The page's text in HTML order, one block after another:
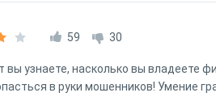
59 30
вы узнаете, насколько вы владеете
в руки мошенников! Умение